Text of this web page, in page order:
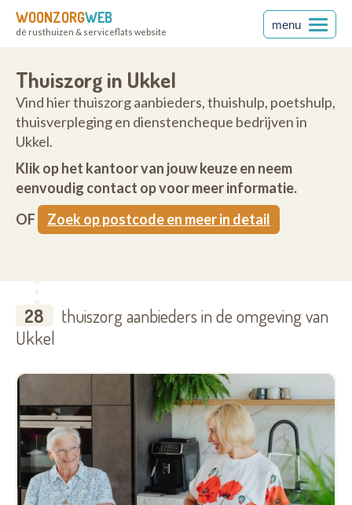
WOONZORGWEB
dé rusthuizen & serviceflats website
menu
Thuiszorg in Ukkel
Vind hier thuiszorg aanbieders, thuishulp, poetshulp,
thuisverpleging en dienstencheque bedrijven in
Ukkel.
Klik op het kantoor van jouw keuze en neem
eenvoudig contact op voor meer informatie.
OF
Zoek op postcode en meer in detail
28
thuiszorg aanbieders in de omgeving van
Ukkel